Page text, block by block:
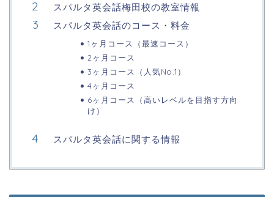
スパルタ英会話梅田校の教室情報
スパルタ英会話のコース・料金
1ヶ月コース（最速コース）
2ヶ月コース
3ヶ月コース（人気No.1）
4ヶ月コース
6ヶ月コース（高いレベルを目指す方向
け）
スパルタ英会話に関する情報